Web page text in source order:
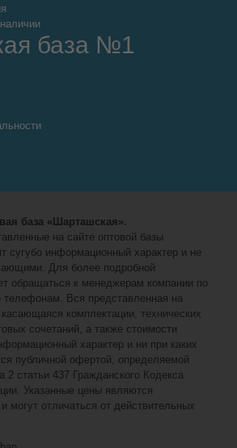
база №1
база «Шарташская».
на сайте оптовой базы
сугубо информационный характер и не
Для более подробной
обращаться к менеджерам компании по
телефонам. Вся представленная на
комплектации, технических
сочетаний, а также стоимости
характер и ни при каких
публичной офертой, определяемой
2 статьи 437 Гражданского Кодекса
Указанные цены являются
могут отличаться от действительных